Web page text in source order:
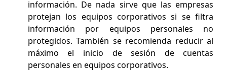
información. De nada sirve que las empresas
protejan los equipos corporativos si se filtra
información por equipos personales no
protegidos. También se recomienda reducir al
máximo el inicio de sesión de cuentas
personales en equipos corporativos.